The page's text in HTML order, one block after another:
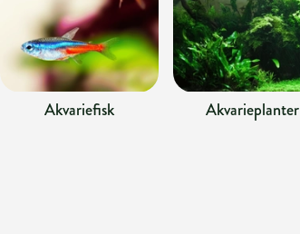
Akvariefisk Akvarieplanter